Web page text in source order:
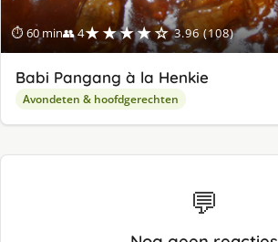
⏱ 60 min👥 4★★★★☆ 3.96 (108)
Babi Pangang à la Henkie
Avondeten & hoofdgerechten
💬